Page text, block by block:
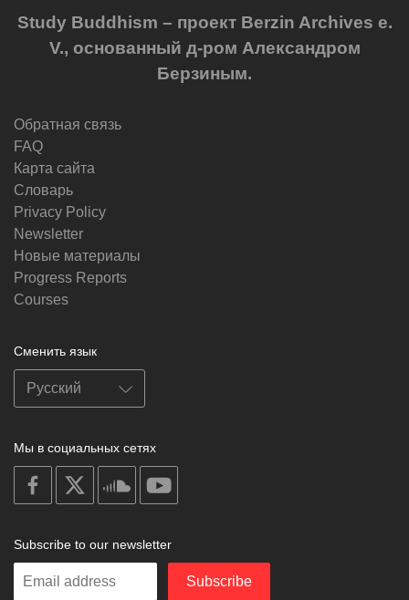
Study Buddhism – проект Berzin Archives e.
V., основанный д-ром Александром
Берзиным.
Обратная связь
FAQ
Карта сайта
Словарь
Privacy Policy
Newsletter
Новые материалы
Progress Reports
Courses
Сменить язык
Мы в социальных сетях
on
facebook
soundcloud
Subscribe to our newsletter
Enter
Subscribe